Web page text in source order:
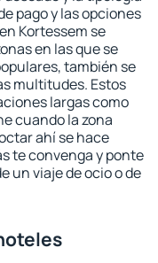
pago y las opciones
Kortessem se
en las que se
también se
multitudes. Estos
largas como
cuando la zona
ahí se hace
te convenga y ponte
un viaje de ocio o de